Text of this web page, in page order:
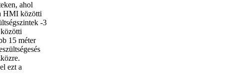
ahol
HMI közötti
-3
15 méter
ezt a